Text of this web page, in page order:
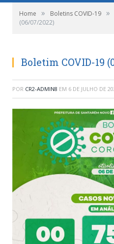
Home » Boletins COVID-19 »
(06/07/2022)
Boletim COVID-19
POR CR2-ADMIN8 EM 6 DE JULHO DE